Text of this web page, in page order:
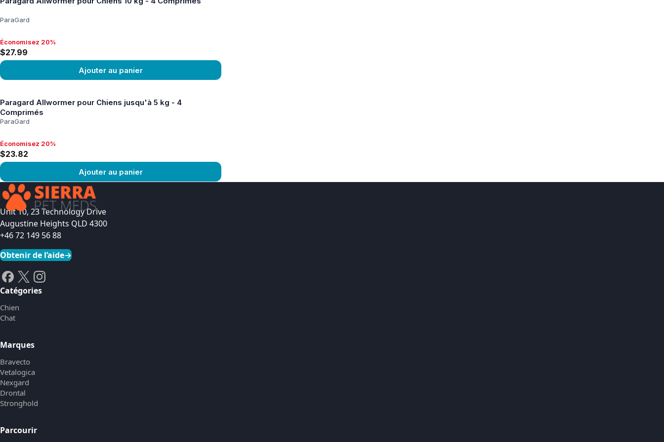
ParaGard
Économisez 20%, $27.99
Économisez 20%
$27.99
Ajouter au panier
Paragard Allwormer pour Chiens jusqu'à 5 kg - 4
Comprimés
ParaGard
Économisez 20%, $23.82
Économisez 20%
$23.82
Ajouter au panier
Voir le produit
Unit 10, 23 Technology Drive
Augustine Heights QLD 4300
+46 72 149 56 88
Obtenir de l’aide→
Catégories
Chien
Chat
Marques
Bravecto
Vetalogica
Nexgard
Drontal
Stronghold
Parcourir